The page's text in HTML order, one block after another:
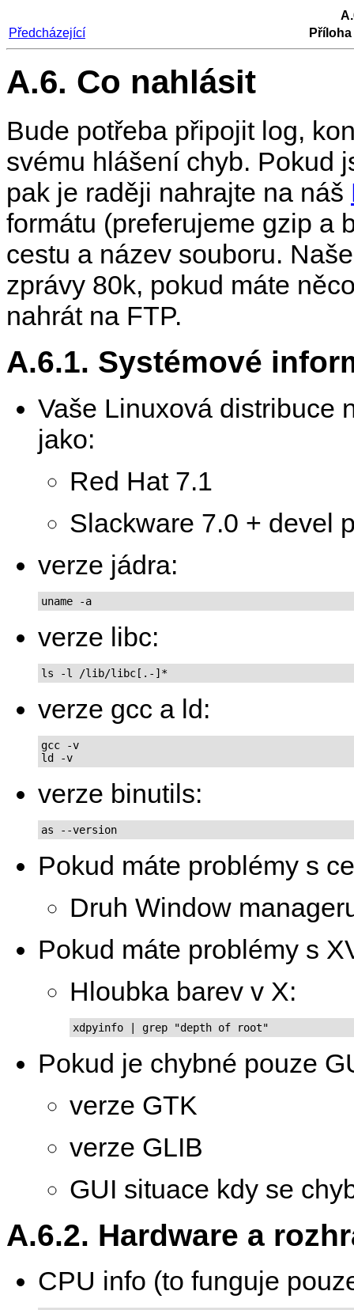
Předcházející
A.6. Co nahlásit
Bude potřeba připojit log,
svému hlášení chyb. Pokud
pak je raději nahrajte na náš
formátu (preferujeme gzip a
cestu a název souboru.
zprávy 80k, pokud máte
nahrát na FTP.
A.6.1. Systémové
Vaše Linuxová distribuce
jako:
Red Hat 7.1
Slackware 7.0 + devel
verze jádra:
uname -a
verze libc:
ls -l /lib/libc[.-]*
verze gcc a ld:
gcc -v
ld -v
verze binutils:
as --version
Pokud máte problémy s
Druh Window
Pokud máte problémy s
Hloubka barev v X:
xdpyinfo | grep "depth of root"
Pokud je chybné pouze
verze GTK
verze GLIB
GUI situace kdy se
A.6.2. Hardware a
CPU info (to funguje